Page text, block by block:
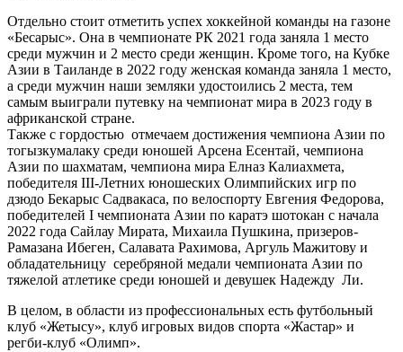
Отдельно стоит отметить успех хоккейной команды на газоне
«Бесарыс». Она в чемпионате РК 2021 года заняла 1 место
среди мужчин и 2 место среди женщин. Кроме того, на Кубке
Азии в Таиланде в 2022 году женская команда заняла 1 место,
а среди мужчин наши земляки удостоились 2 места, тем
самым выиграли путевку на чемпионат мира в 2023 году в
африканской стране.
Также с гордостью отмечаем достижения чемпиона Азии по
тогызкумалаку среди юношей Арсена Есентай, чемпиона
Азии по шахматам, чемпиона мира Елназ Калиахмета,
победителя III-Летних юношеских Олимпийских игр по
дзюдо Бекарыс Садвакаса, по велоспорту Евгения Федорова,
победителей I чемпионата Азии по каратэ шотокан с начала
2022 года Сайлау Мирата, Михаила Пушкина, призеров-
Рамазана Ибеген, Салавата Рахимова, Аргуль Мажитову и
обладательницу серебряной медали чемпионата Азии по
тяжелой атлетике среди юношей и девушек Надежду Ли.
В целом, в области из профессиональных есть футбольный
клуб «Жетысу», клуб игровых видов спорта «Жастар» и
регби-клуб «Олимп».